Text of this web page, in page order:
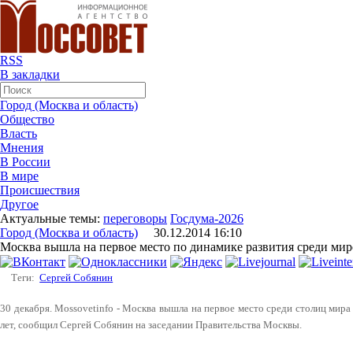
RSS
В закладки
Город (Москва и область)
Общество
Власть
Мнения
В России
В мире
Происшествия
Другое
Актуальные темы: переговоры Госдума-2026
Город (Москва и область) 30.12.2014 16:10
Москва вышла на первое место по динамике развития среди
Теги: Сергей Собянин
30 декабря. Mossovetinfo - Москва вышла на первое место среди столиц мира
лет, сообщил Сергей Собянин на заседании Правительства Москвы.